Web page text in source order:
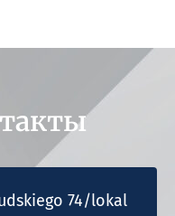
74/lokal